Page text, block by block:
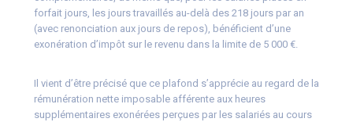
forfait jours, les jours travaillés au-delà des 218 jours par an
(avec renonciation aux jours de repos), bénéficient d’une
exonération d’impôt sur le revenu dans la limite de 5 000 €.
Il vient d’être précisé que ce plafond s’apprécie au regard de la
rémunération nette imposable afférente aux heures
supplémentaires exonérées perçues par les salariés au cours